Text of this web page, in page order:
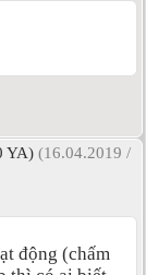
YA) (16.04.2019 /
động (chấm